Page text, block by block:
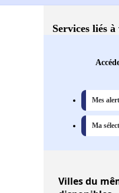
Services liés
Mes
Ma
Villesdu